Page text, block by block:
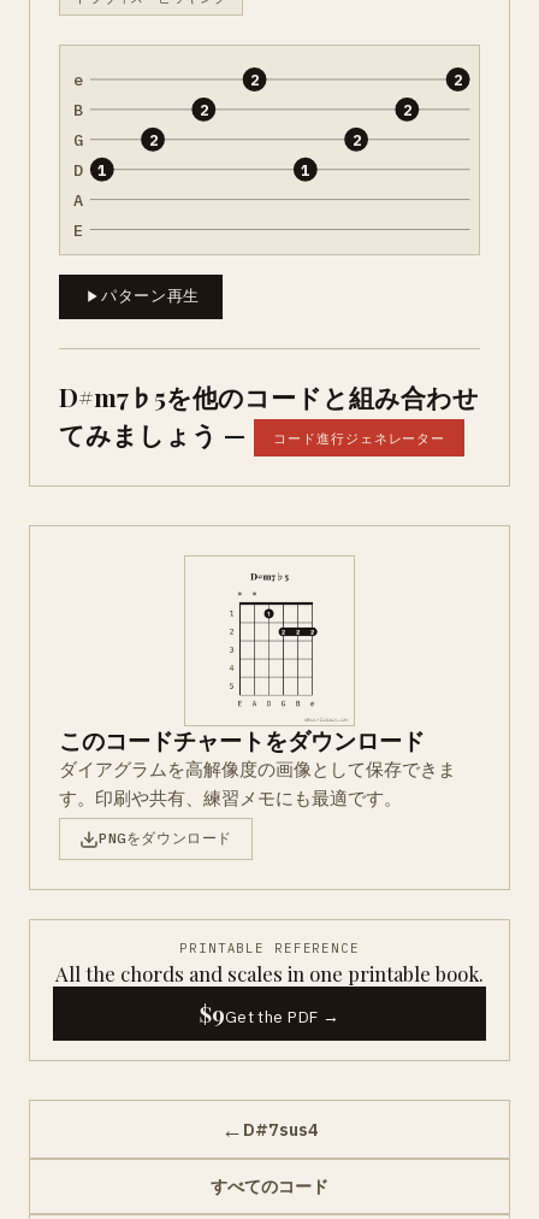
e
B
G
D
A
E
1
2
2
2
1
2
2
2
パターン再生
D#m7♭5を他のコードと組み合わせ
てみましょう —
コード進行ジェネレーター
このコードチャートをダウンロード
ダイアグラムを高解像度の画像として保存できま
す。印刷や共有、練習メモにも最適です。
PNGをダウンロード
PRINTABLE REFERENCE
All the chords and scales in one printable book.
$9Get the PDF →
← D#7sus4
すべてのコード